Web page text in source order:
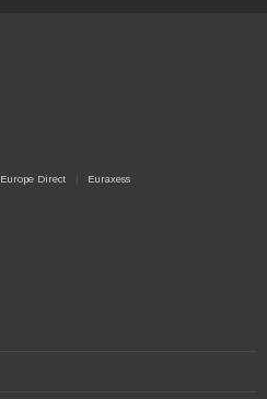
Europe Direct Euraxess